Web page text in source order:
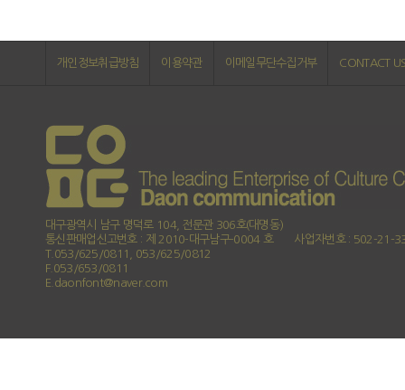
개인정보취급방침 이용약관 이메일무단수집거부 CONTACT
대구광역시 남구 명덕로 104, 전문관 306호(대명동)
통신판매업신고번호 : 제 2010-대구남구-0004 호
사업자번호 : 502-21-
T.053/625/0811, 053/625/0812
F.053/653/0811
E.daonfont@naver.com